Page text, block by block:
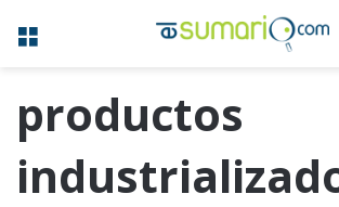
Menú
productos